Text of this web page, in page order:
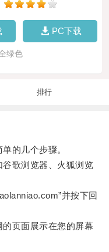
PC下载
绿色
排行
的几个步骤。
歌浏览器、火狐浏览
并按下回
页面展示在您的屏幕